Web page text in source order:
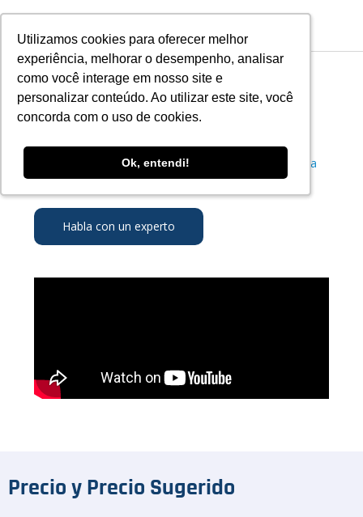
Utilizamos cookies para oferecer melhor
experiência, melhorar o desempenho, analisar
como você interage em nosso site e
personalizar conteúdo. Ao utilizar este site, você
concorda com o uso de cookies.
Ok, entendi!
Utilizamos cookies para oferecer melhor
experiência, melhorar o desempenho, analisar
como você interage em nosso site e
personalizar conteúdo. Ao utilizar este site, você
concorda com o uso de cookies.
Ok, entendi!
Para la Industria
Informaciones precisas del segmento al que tu marca
desea monitorar
Habla con un experto
Precio y Precio Sugerido